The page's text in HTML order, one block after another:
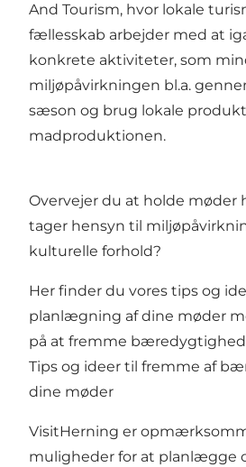
And Tourism, hvor lokale
fællesskab arbejder med at
konkrete aktiviteter, som
miljøpåvirkningen bl.a.
sæson og brug lokale
madproduktionen.
Overvejer du at holde møder
tager hensyn til
kulturelle forhold?
Her finder du vores tips og
planlægning af dine møder
på at fremme
Tips og ideer til fremme af
dine møder
VisitHerning er
muligheder for at planlægge